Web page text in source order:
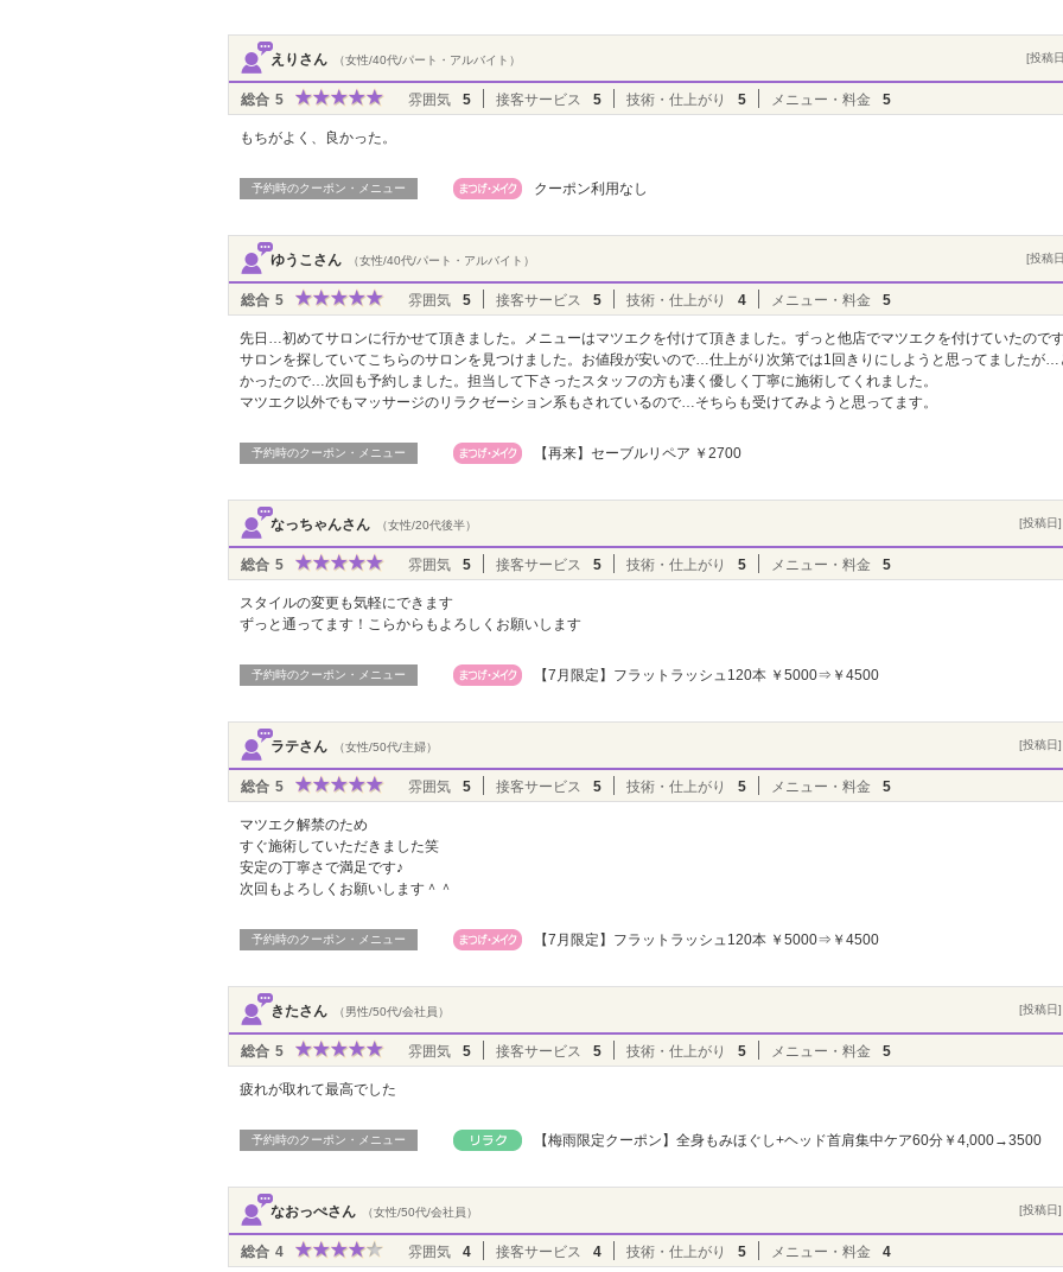
えりさん （女性/40代/パート・アルバイト） [投稿
総合 5 雰囲気 5 接客サービス 5 技術・仕上がり 5 メニュー・料金 5
もちがよく、良かった。
予約時のクーポン・メニュー クーポン利用なし
ゆうこさん （女性/40代/パート・アルバイト） [投稿
総合 5 雰囲気 5 接客サービス 5 技術・仕上がり 4 メニュー・料金 5
先日…初めてサロンに行かせて頂きました。メニューはマツエクを付けて頂きました。ずっと他店でマツエクを付けていたので
サロンを探していてこちらのサロンを見つけました。お値段が安いので…仕上がり次第では1回きりにしようと思ってましたが…
かったので…次回も予約しました。担当して下さったスタッフの方も凄く優しく丁寧に施術してくれました。
マツエク以外でもマッサージのリラクゼーション系もされているので…そちらも受けてみようと思ってます。
予約時のクーポン・メニュー 【再来】セーブルリペア ￥2700
なっちゃんさん （女性/20代後半） [投稿日
総合 5 雰囲気 5 接客サービス 5 技術・仕上がり 5 メニュー・料金 5
スタイルの変更も気軽にできます
ずっと通ってます！こらからもよろしくお願いします
予約時のクーポン・メニュー 【7月限定】フラットラッシュ120本 ￥5000⇒￥4500
ラテさん （女性/50代/主婦） [投稿日
総合 5 雰囲気 5 接客サービス 5 技術・仕上がり 5 メニュー・料金 5
マツエク解禁のため
すぐ施術していただきました笑
安定の丁寧さで満足です♪
次回もよろしくお願いします＾＾
予約時のクーポン・メニュー 【7月限定】フラットラッシュ120本 ￥5000⇒￥4500
きたさん （男性/50代/会社員） [投稿日
総合 5 雰囲気 5 接客サービス 5 技術・仕上がり 5 メニュー・料金 5
疲れが取れて最高でした
予約時のクーポン・メニュー 【梅雨限定クーポン】全身もみほぐし+ヘッド首肩集中ケア60分￥4,000→3500
なおっぺさん （女性/50代/会社員） [投稿日
総合 4 雰囲気 4 接客サービス 4 技術・仕上がり 5 メニュー・料金 4